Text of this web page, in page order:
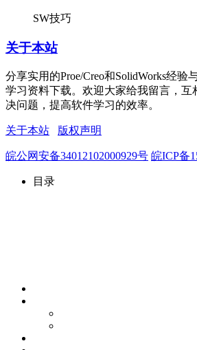
SW技巧
关于本站
分享实用的Proe/Creo和SolidWorks经验
学习资料下载。欢迎大家给我留言，互
决问题，提高软件学习的效率。
关于本站 版权声明
皖公网安备34012102000929号 皖ICP备
目录